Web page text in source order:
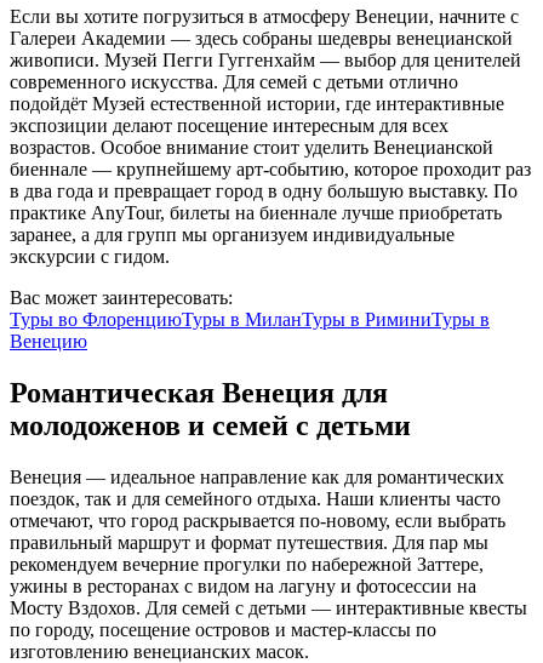
Если вы хотите погрузиться в атмосферу Венеции, начните с
Галереи Академии — здесь собраны шедевры венецианской
живописи. Музей Пегги Гуггенхайм — выбор для ценителей
современного искусства. Для семей с детьми отлично
подойдёт Музей естественной истории, где интерактивные
экспозиции делают посещение интересным для всех
возрастов. Особое внимание стоит уделить Венецианской
биеннале — крупнейшему арт-событию, которое проходит раз
в два года и превращает город в одну большую выставку. По
практике AnyTour, билеты на биеннале лучше приобретать
заранее, а для групп мы организуем индивидуальные
экскурсии с гидом.
Вас может заинтересовать:
Туры во ФлоренциюТуры в МиланТуры в РиминиТуры в
Венецию
Романтическая Венеция для
молодоженов и семей с детьми
Венеция — идеальное направление как для романтических
поездок, так и для семейного отдыха. Наши клиенты часто
отмечают, что город раскрывается по-новому, если выбрать
правильный маршрут и формат путешествия. Для пар мы
рекомендуем вечерние прогулки по набережной Заттере,
ужины в ресторанах с видом на лагуну и фотосессии на
Мосту Вздохов. Для семей с детьми — интерактивные квесты
по городу, посещение островов и мастер-классы по
изготовлению венецианских масок.